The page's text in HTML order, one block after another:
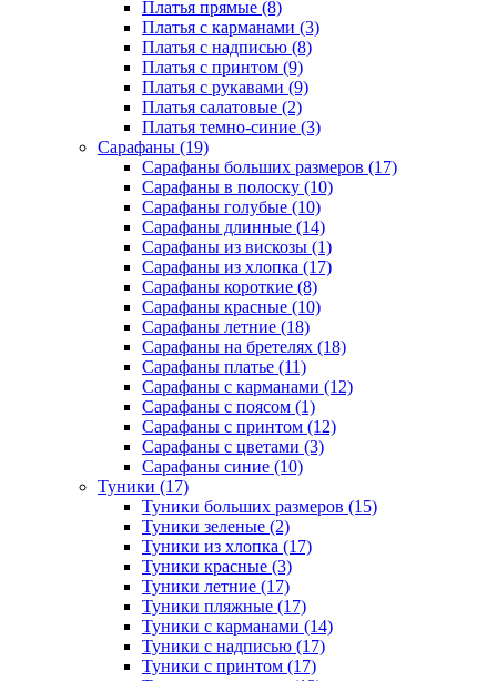
Платья прямые (8)
Платья с карманами (3)
Платья с надписью (8)
Платья с принтом (9)
Платья с рукавами (9)
Платья салатовые (2)
Платья темно-синие (3)
Сарафаны (19)
Сарафаны больших размеров (17)
Сарафаны в полоску (10)
Сарафаны голубые (10)
Сарафаны длинные (14)
Сарафаны из вискозы (1)
Сарафаны из хлопка (17)
Сарафаны короткие (8)
Сарафаны красные (10)
Сарафаны летние (18)
Сарафаны на бретелях (18)
Сарафаны платье (11)
Сарафаны с карманами (12)
Сарафаны с поясом (1)
Сарафаны с принтом (12)
Сарафаны с цветами (3)
Сарафаны синие (10)
Туники (17)
Туники больших размеров (15)
Туники зеленые (2)
Туники из хлопка (17)
Туники красные (3)
Туники летние (17)
Туники пляжные (17)
Туники с карманами (14)
Туники с надписью (17)
Туники с принтом (17)